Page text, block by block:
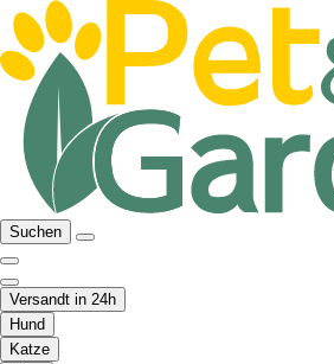
Suchen
Versandt in 24h
Hund
Katze